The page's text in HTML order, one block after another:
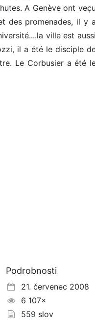
A Genève ont veçu
des promenades, il y a
ville est aussi
il a été le disciple
Le Corbusier a été
Podrobnosti
21. červenec 2008
6 107×
559 slov